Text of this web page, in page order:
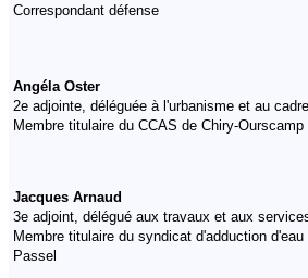
Correspondant défense
Angéla Oster
2e adjointe, déléguée à l'urbanisme et au
Membre titulaire du CCAS de Chiry-Ourscamp
Jacques Arnaud
3e adjoint, délégué aux travaux et aux
Membre titulaire du syndicat d'adduction
Passel